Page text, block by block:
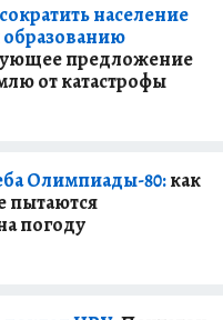
население
образованию
предложение
от катастрофы
Олимпиады-80:как
пытаются
погоду